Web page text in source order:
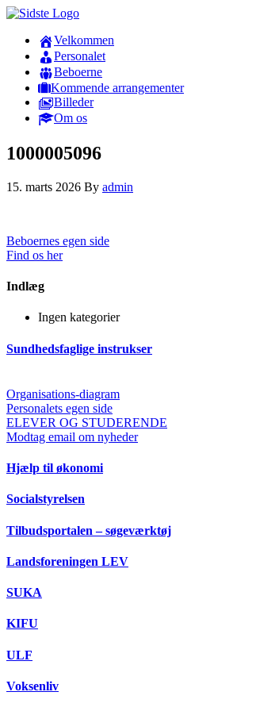
Velkommen
Personalet
Beboerne
Kommende arrangementer
Billeder
Om os
1000005096
15. marts 2026 By admin
Beboernes egen side
Find os her
Indlæg
Ingen kategorier
Sundhedsfaglige instrukser
Organisations-diagram
Personalets egen side
ELEVER OG STUDERENDE
Modtag email om nyheder
Hjælp til økonomi
Socialstyrelsen
Tilbudsportalen – søgeværktøj
Landsforeningen LEV
SUKA
KIFU
ULF
Voksenliv